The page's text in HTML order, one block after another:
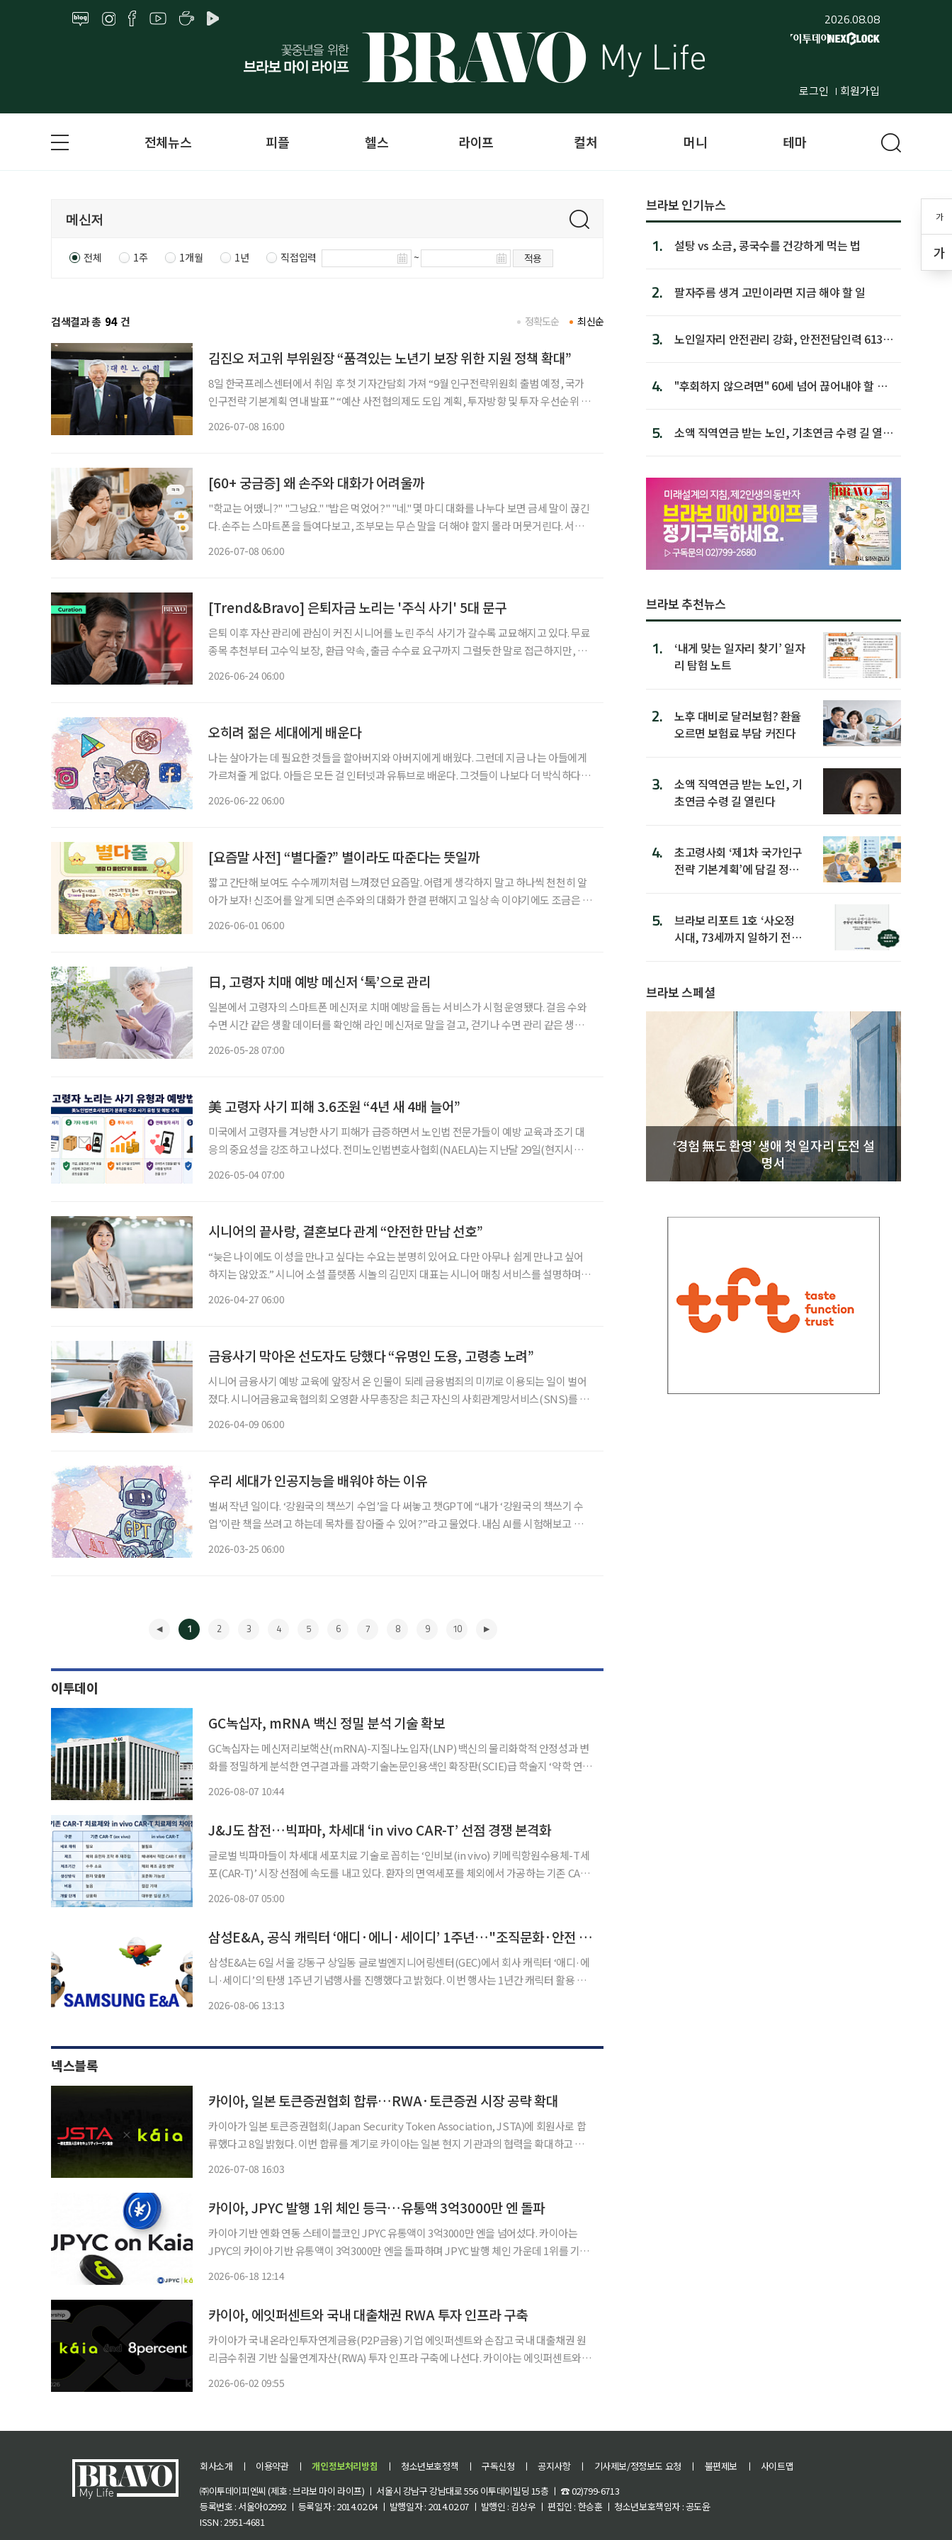
2026.08.08
로그인 회원가입
가
가
전체뉴스 피플 헬스 라이프 컬처 머니 테마
전체 1주 1개월 1년 직접입력 ~ 적용
검색결과 총 94 건 최신순
정확도순
김진오 저고위 부위원장 “품격있는 노년기 보장 위한 지원 정책 확대”
8일 한국프레스센터에서 취임 후 첫 기자간담회 가져 “9월 인구전략위원회 출범 예정, 국가
인구전략 기본계획 연내 발표” “예산 사전협의제도 도입 계획, 투자방향 및 투자 우선순위 미
2026-07-08 16:00
[60+ 궁금증] 왜 손주와 대화가 어려울까
"학교는 어땠니?" "그냥요." "밥은 먹었어?" "네." 몇 마디 대화를 나누다 보면 금세 말이 끊긴
다. 손주는 스마트폰을 들여다보고, 조부모는 무슨 말을 더 해야 할지 몰라 머뭇거린다. 서운
2026-07-08 06:00
[Trend&Bravo] 은퇴자금 노리는 '주식 사기' 5대 문구
은퇴 이후 자산 관리에 관심이 커진 시니어를 노린 주식 사기가 갈수록 교묘해지고 있다. 무료
종목 추천부터 고수익 보장, 환급 약속, 출금 수수료 요구까지 그럴듯한 말로 접근하지만, 실
2026-06-24 06:00
오히려 젊은 세대에게 배운다
나는 살아가는 데 필요한 것들을 할아버지와 아버지에게 배웠다. 그런데 지금 나는 아들에게
가르쳐줄 게 없다. 아들은 모든 걸 인터넷과 유튜브로 배운다. 그것들이 나보다 더 박식하다.
2026-06-22 06:00
[요즘말 사전] “별다줄?” 별이라도 따준다는 뜻일까
짧고 간단해 보여도 수수께끼처럼 느껴졌던 요즘말. 어렵게 생각하지 말고 하나씩 천천히 알
아가 보자! 신조어를 알게 되면 손주와의 대화가 한결 편해지고 일상 속 이야기에도 조금은 젊
2026-06-01 06:00
日, 고령자 치매 예방 메신저 ‘톡’으로 관리
일본에서 고령자의 스마트폰 메신저로 치매 예방을 돕는 서비스가 시험 운영됐다. 걸음 수와
수면 시간 같은 생활 데이터를 확인해 라인 메신저로 말을 걸고, 걷기나 수면 관리 같은 생활
2026-05-28 07:00
美 고령자 사기 피해 3.6조원 “4년 새 4배 늘어”
미국에서 고령자를 겨냥한 사기 피해가 급증하면서 노인법 전문가들이 예방 교육과 조기 대
응의 중요성을 강조하고 나섰다. 전미노인법변호사협회(NAELA)는 지난달 29일(현지시간)
2026-05-04 07:00
시니어의 끝사랑, 결혼보다 관계 “안전한 만남 선호”
“늦은 나이에도 이성을 만나고 싶다는 수요는 분명히 있어요. 다만 아무나 쉽게 만나고 싶어
하지는 않았죠.” 시니어 소셜 플랫폼 시놀의 김민지 대표는 시니어 매칭 서비스를 설명하며 이
2026-04-27 06:00
금융사기 막아온 선도자도 당했다 “유명인 도용, 고령층 노려”
시니어 금융사기 예방 교육에 앞장서 온 인물이 되레 금융범죄의 미끼로 이용되는 일이 벌어
졌다. 시니어금융교육협의회 오영환 사무총장은 최근 자신의 사회관계망서비스(SNS)를 통
2026-04-09 06:00
우리 세대가 인공지능을 배워야 하는 이유
벌써 작년 일이다. ‘강원국의 책쓰기 수업’을 다 써놓고 챗GPT에 “내가 ‘강원국의 책쓰기 수
업’이란 책을 쓰려고 하는데 목차를 잡아줄 수 있어?”라고 물었다. 내심 AI를 시험해보고 싶은
2026-03-25 06:00
1 2 3 4 5 6 7 8 9 10
이투데이
GC녹십자, mRNA 백신 정밀 분석 기술 확보
GC녹십자는 메신저리보핵산(mRNA)-지질나노입자(LNP) 백신의 물리화학적 안정성과 변
화를 정밀하게 분석한 연구결과를 과학기술논문인용색인 확장판(SCIE)급 학술지 ‘약학 연구
2026-08-07 10:44
J&J도 참전…빅파마, 차세대 ‘in vivo CAR-T’ 선점 경쟁 본격화
글로벌 빅파마들이 차세대 세포치료 기술로 꼽히는 ‘인비보(in vivo) 키메릭항원수용체-T세
포(CAR-T)’ 시장 선점에 속도를 내고 있다. 환자의 면역세포를 체외에서 가공하는 기존 CAR-
2026-08-07 05:00
삼성E&A, 공식 캐릭터 ‘애디·에니·세이디’ 1주년…"조직문화·안전 소통 확대"
삼성E&A는 6일 서울 강동구 상일동 글로벌엔지니어링센터(GEC)에서 회사 캐릭터 ‘애디·에
니·세이디’의 탄생 1주년 기념행사를 진행했다고 밝혔다. 이번 행사는 1년간 캐릭터 활용 사
2026-08-06 13:13
넥스블록
카이아, 일본 토큰증권협회 합류…RWA·토큰증권 시장 공략 확대
카이아가 일본 토큰증권협회(Japan Security Token Association, JSTA)에 회원사로 합
류했다고 8일 밝혔다. 이번 합류를 계기로 카이아는 일본 현지 기관과의 협력을 확대하고 실
2026-07-08 16:03
카이아, JPYC 발행 1위 체인 등극…유통액 3억3000만 엔 돌파
카이아 기반 엔화 연동 스테이블코인 JPYC 유통액이 3억3000만 엔을 넘어섰다. 카이아는
JPYC의 카이아 기반 유통액이 3억3000만 엔을 돌파하며 JPYC 발행 체인 가운데 1위를 기록
2026-06-18 12:14
카이아, 에잇퍼센트와 국내 대출채권 RWA 투자 인프라 구축
카이아가 국내 온라인투자연계금융(P2P금융) 기업 에잇퍼센트와 손잡고 국내 대출채권 원
리금수취권 기반 실물연계자산(RWA) 투자 인프라 구축에 나선다. 카이아는 에잇퍼센트와 대
2026-06-02 09:55
브라보 인기뉴스
1. 설탕 vs 소금, 콩국수를 건강하게 먹는 법
2. 팔자주름 생겨 고민이라면 지금 해야 할 일
3.
노인일자리 안전관리 강화, 안전전담인력 613명
4.
"후회하지 않으려면" 60세 넘어 끊어내야 할 사
5.
소액 직역연금 받는 노인, 기초연금 수령 길 열린
브라보 추천뉴스
1.
‘내게 맞는 일자리 찾기’ 일자
리 탐험 노트
2.
노후 대비로 달러보험? 환율
오르면 보험료 부담 커진다
3.
소액 직역연금 받는 노인, 기
초연금 수령 길 열린다
4.
초고령사회 ‘제1차 국가인구
전략 기본계획’에 담길 정책
5.
브라보 리포트 1호 ‘사오정
시대, 73세까지 일하기 전략’
브라보 스페셜
‘경험 無도 환영’ 생애 첫 일자리 도전 설
명서
회사소개 ㅣ 이용약관 ㅣ 개인정보처리방침 ㅣ 청소년보호정책 ㅣ 구독신청 ㅣ 공지사항 ㅣ 기사제보/정정보도 요청 ㅣ 불편제보 ㅣ
사이트맵
㈜이투데이피엔씨 (제호 : 브라보 마이 라이프) ㅣ 서울시 강남구 강남대로 556 이투데이빌딩 15층 ㅣ ☎ 02)799-6713
등록번호 : 서울아02992 ㅣ 등록일자 : 2014.02.04 ㅣ 발행일자 : 2014.02.07 ㅣ 발행인 : 김상우 ㅣ 편집인 : 한승훈 ㅣ 청소년보호책임자 : 공도윤
ISSN : 2951-4681